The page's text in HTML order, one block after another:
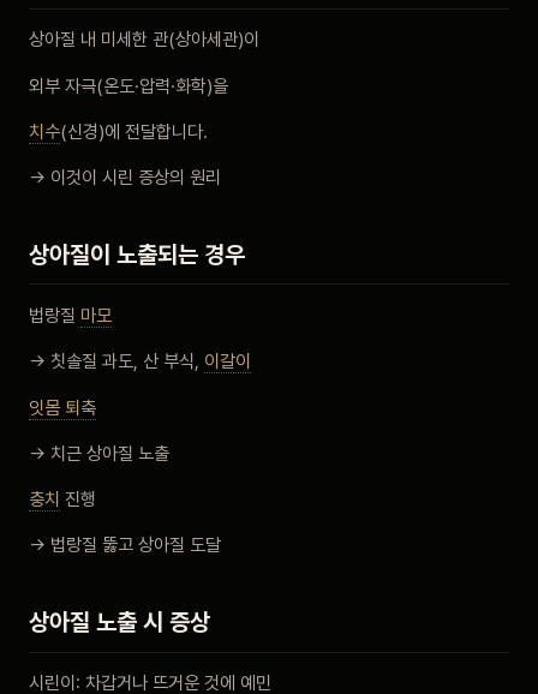
상아질 내 미세한 관(상아세관)이
외부 자극(온도·압력·화학)을
치수(신경)에 전달합니다.
→ 이것이 시린 증상의 원리
상아질이 노출되는 경우
법랑질 마모
→ 칫솔질 과도, 산 부식, 이갈이
잇몸 퇴축
→ 치근 상아질 노출
충치 진행
→ 법랑질 뚫고 상아질 도달
상아질 노출 시 증상
시린이: 차갑거나 뜨거운 것에 예민